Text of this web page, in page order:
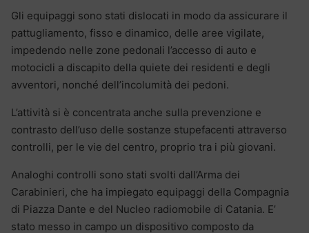
Gli equipaggi sono stati dislocati in modo da assicurare il
pattugliamento, fisso e dinamico, delle aree vigilate,
impedendo nelle zone pedonali l’accesso di auto e
motocicli a discapito della quiete dei residenti e degli
avventori, nonché dell’incolumità dei pedoni.
L’attività si è concentrata anche sulla prevenzione e
contrasto dell’uso delle sostanze stupefacenti attraverso
controlli, per le vie del centro, proprio tra i più giovani.
Analoghi controlli sono stati svolti dall’Arma dei
Carabinieri, che ha impiegato equipaggi della Compagnia
di Piazza Dante e del Nucleo radiomobile di Catania. E’
stato messo in campo un dispositivo composto da